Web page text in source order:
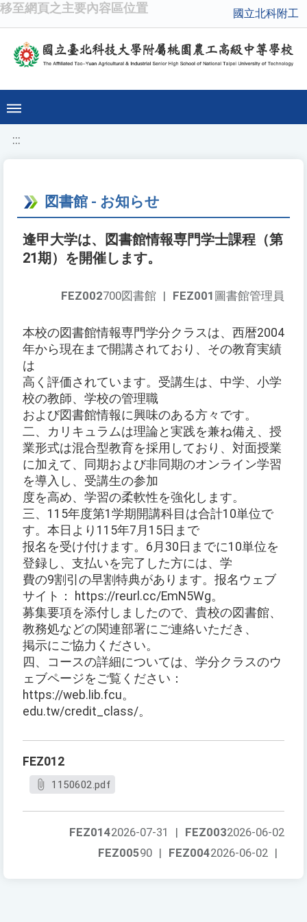
移至網頁之主要內容區位置 國立北科附工
:::
図書館 - お知らせ
逢甲大学は、図書館情報専門学士課程（第
21期）を開催します。
FEZ001 圖書館管理員
FEZ002700図書館 |
本校の図書館情報専門学分クラスは、西暦2004
年から現在まで開講されており、その教育実績
は
高く評価されています。受講生は、中学、小学
校の教師、学校の管理職
および図書館情報に興味のある方々です。
二、カリキュラムは理論と実践を兼ね備え、授
業形式は混合型教育を採用しており、対面授業
に加えて、同期および非同期のオンライン学習
を導入し、受講生の参加
度を高め、学習の柔軟性を強化します。
三、115年度第1学期開講科目は合計10単位で
す。本日より115年7月15日まで
报名を受け付けます。6月30日までに10単位を
登録し、支払いを完了した方には、学
費の9割引の早割特典があります。报名ウェブ
サイト： https://reurl.cc/EmN5Wg。
募集要項を添付しましたので、貴校の図書館、
教務処などの関連部署にご連絡いただき、
掲示にご協力ください。
四、コースの詳細については、学分クラスのウ
ェブページをご覧ください：
https://web.lib.fcu。
edu.tw/credit_class/。
FEZ012
1150602.pdf
FEZ0032026-06-02
FEZ0142026-07-31
|
FEZ0042026-06-02 |
FEZ00590 |